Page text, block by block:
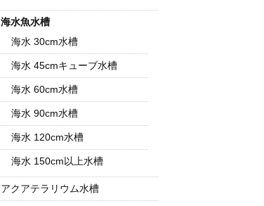
海水魚水槽
海水 30cm水槽
海水 45cmキューブ水槽
海水 60cm水槽
海水 90cm水槽
海水 120cm水槽
海水 150cm以上水槽
アクアテラリウム水槽